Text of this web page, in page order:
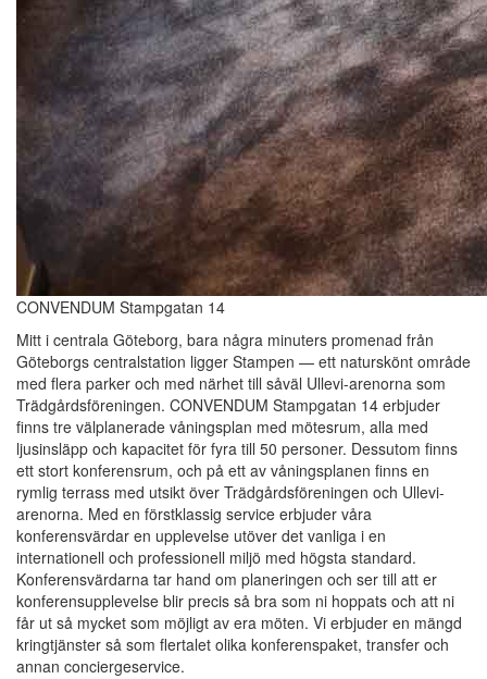
CONVENDUM Stampgatan 14
Mitt i centrala Göteborg, bara några minuters promenad från
Göteborgs centralstation ligger Stampen — ett naturskönt område
med flera parker och med närhet till såväl Ullevi-arenorna som
Trädgårdsföreningen. CONVENDUM Stampgatan 14 erbjuder
finns tre välplanerade våningsplan med mötesrum, alla med
ljusinsläpp och kapacitet för fyra till 50 personer. Dessutom finns
ett stort konferensrum, och på ett av våningsplanen finns en
rymlig terrass med utsikt över Trädgårdsföreningen och Ullevi-
arenorna. Med en förstklassig service erbjuder våra
konferensvärdar en upplevelse utöver det vanliga i en
internationell och professionell miljö med högsta standard.
Konferensvärdarna tar hand om planeringen och ser till att er
konferensupplevelse blir precis så bra som ni hoppats och att ni
får ut så mycket som möjligt av era möten. Vi erbjuder en mängd
kringtjänster så som flertalet olika konferenspaket, transfer och
annan conciergeservice.